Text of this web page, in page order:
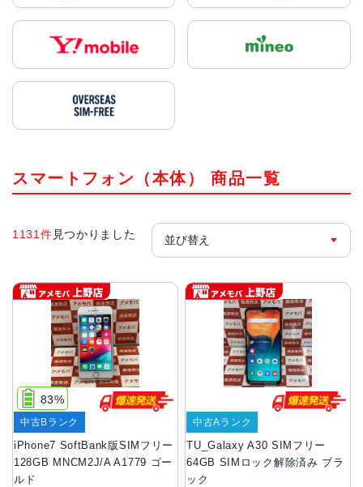
スマートフォン（本体） 商品一覧
1131件 見つかりました
iPhone7 SoftBank版SIMフリー
128GB MNCM2J/A A1779 ゴー
ルド
83%
中古Bランク
TU_Galaxy A30 SIMフリー
64GB SIMロック解除済み ブラ
ック
中古Aランク